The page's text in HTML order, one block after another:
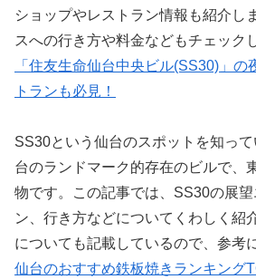
ショップやレストラン情報も紹介し
スへの行き方や料金などもチェック
「住友生命仙台中央ビル(SS30)」の
トランも必見！
SS30という仙台のスポットを知っ
台のランドマーク的存在のビルで、
物です。この記事では、SS30の展
ン、行き方などについてくわしく紹
についても記載しているので、参考
仙台のおすすめ鉄板焼きランキング